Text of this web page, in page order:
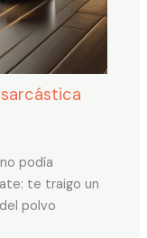
podía
te traigo un
polvo